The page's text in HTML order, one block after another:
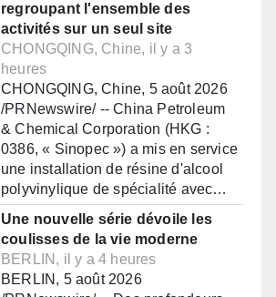
regroupant l'ensemble des
activités sur un seul site
CHONGQING, Chine, il y a 3
heures
CHONGQING, Chine, 5 août 2026
/PRNewswire/ -- China Petroleum
& Chemical Corporation (HKG :
0386, « Sinopec ») a mis en service
une installation de résine d'alcool
polyvinylique de spécialité avec…
Une nouvelle série dévoile les
coulisses de la vie moderne
BERLIN, il y a 4 heures
BERLIN, 5 août 2026